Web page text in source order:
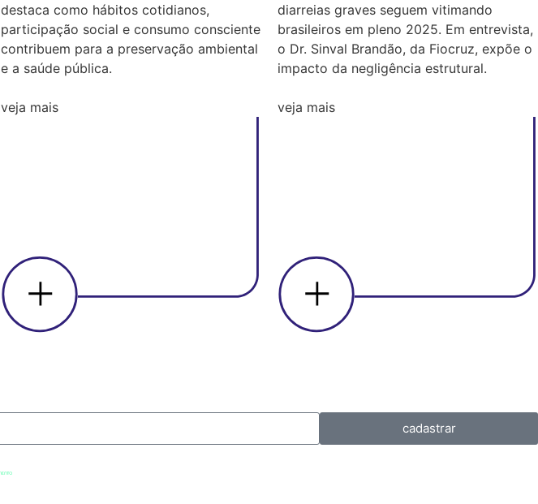
destaca como hábitos cotidianos,
participação social e consumo consciente
contribuem para a preservação ambiental
e a saúde pública.
veja mais
diarreias graves seguem vitimando
brasileiros em pleno 2025. Em entrevista,
o Dr. Sinval Brandão, da Fiocruz, expõe o
impacto da negligência estrutural.
veja mais
cadastrar